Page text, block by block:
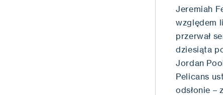
Jeremiah
względem
przerwał
dziesiąta
Jordan
Pelicans
odsłonie –